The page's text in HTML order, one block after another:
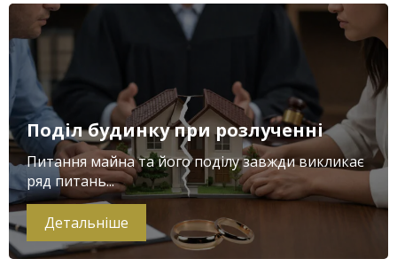
Поділ будинку при розлученні
Питання майна та його поділу завжди викликає
ряд питань...
Детальніше